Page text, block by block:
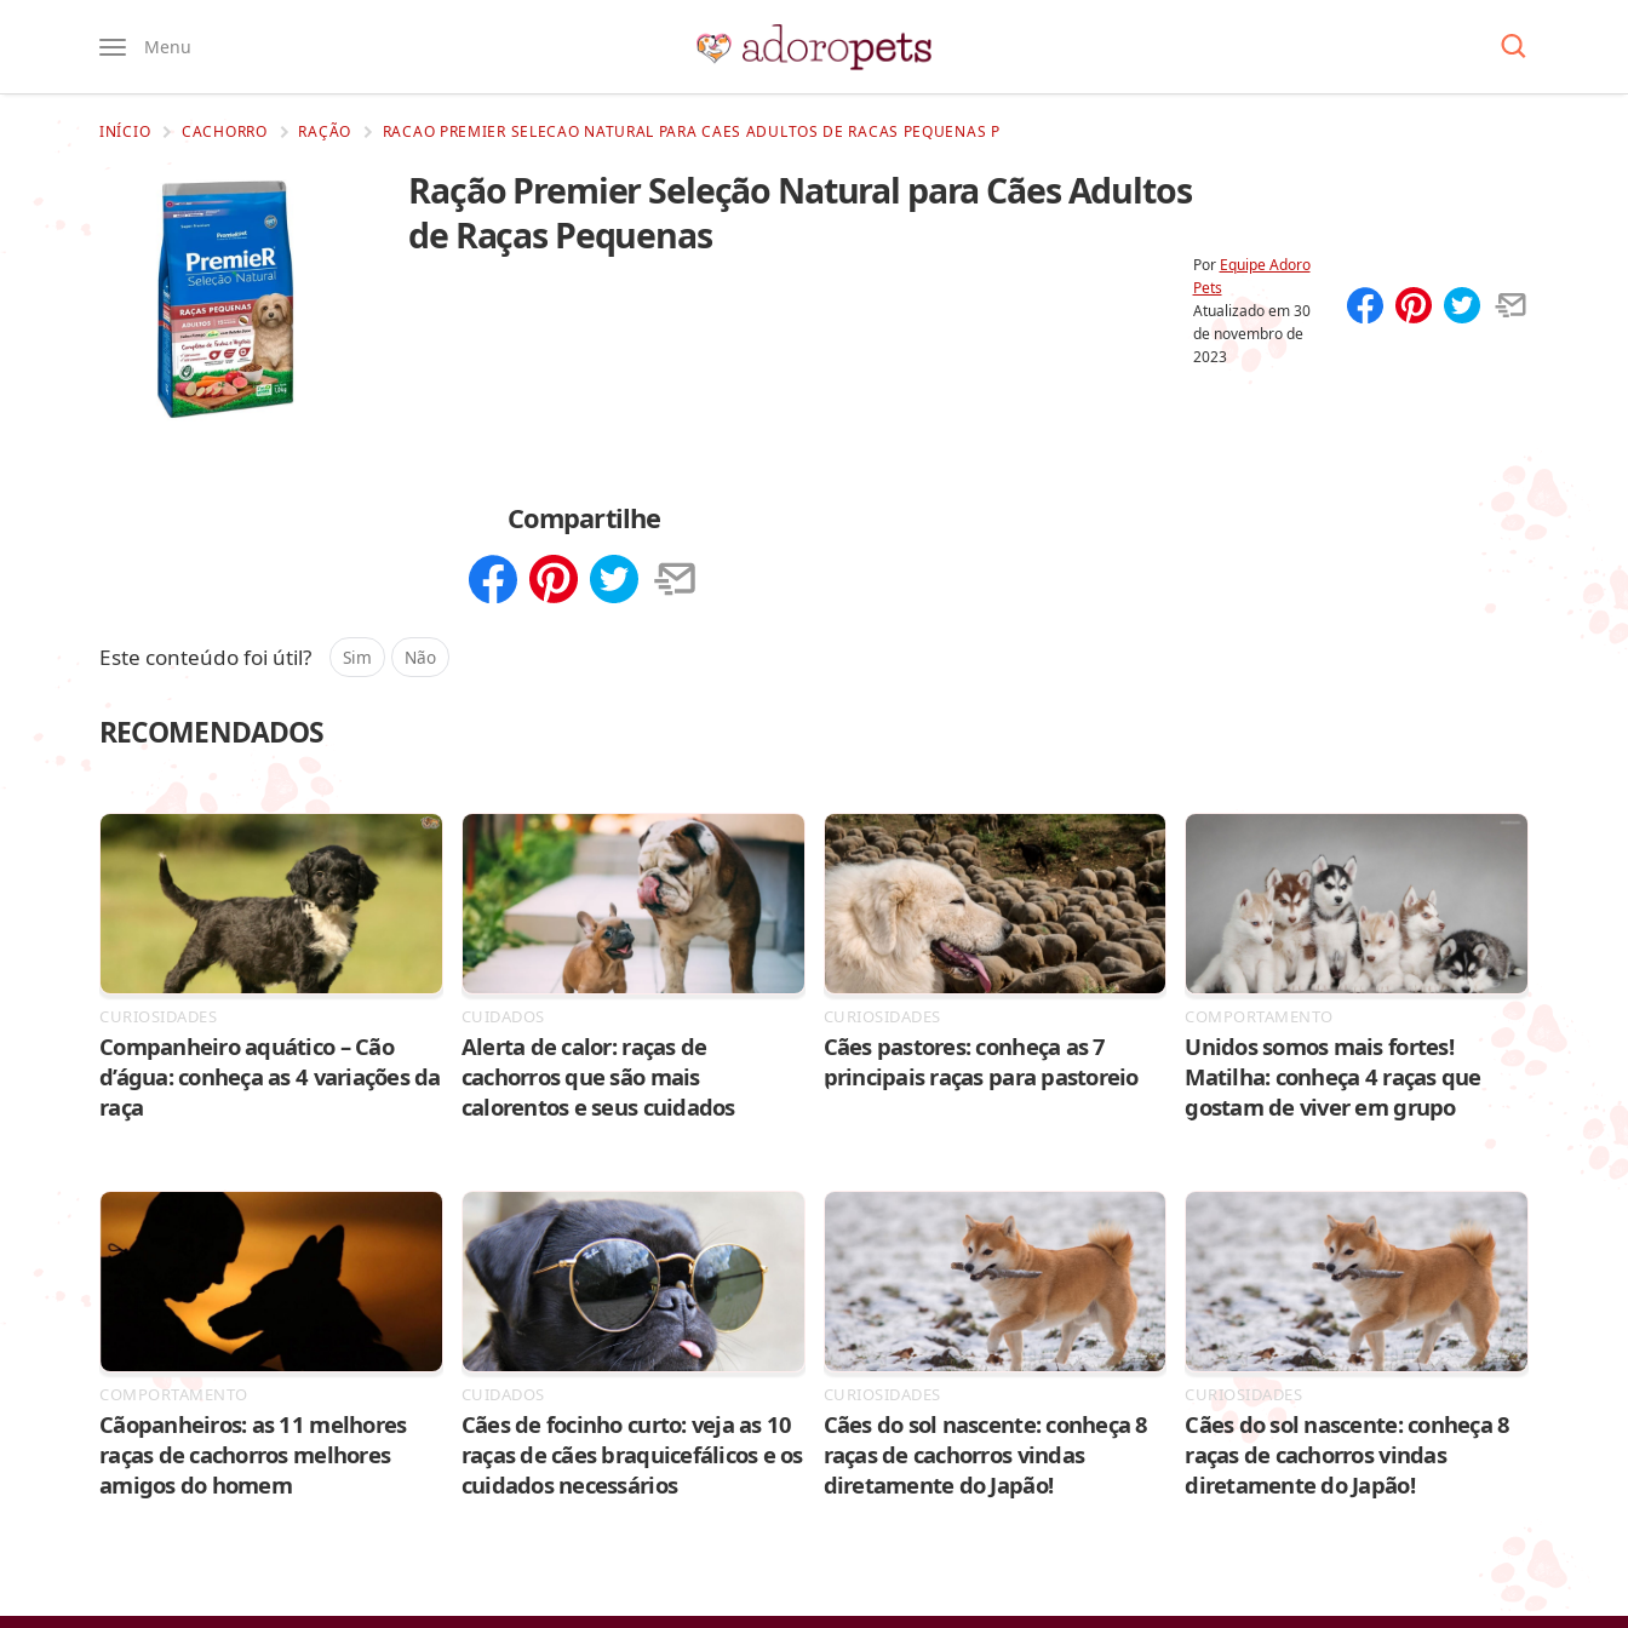
Menu
INÍCIO CACHORRO RAÇÃO RACAO PREMIER SELECAO NATURAL PARA CAES ADULTOS DE RACAS PEQUENAS P
Ração Premier Seleção Natural para Cães Adultos
de Raças Pequenas
Por Equipe Adoro
Pets
Atualizado em30
de novembro de
2023
Compartilhe
Este conteúdo foi útil? Sim Não
RECOMENDADOS
CURIOSIDADES
Companheiro aquático – Cão
d’água: conheça as 4 variações da
raça
CUIDADOS
Alerta de calor: raças de
cachorros que são mais
calorentos e seus cuidados
CURIOSIDADES
Cães pastores: conheça as 7
principais raças para pastoreio
COMPORTAMENTO
Unidos somos mais fortes!
Matilha: conheça 4 raças que
gostam de viver em grupo
COMPORTAMENTO
Cãopanheiros: as 11 melhores
raças de cachorros melhores
amigos do homem
CUIDADOS
Cães de focinho curto: veja as 10
raças de cães braquicefálicos e os
cuidados necessários
CURIOSIDADES
Cães do sol nascente: conheça 8
raças de cachorros vindas
diretamente do Japão!
CURIOSIDADES
Cães do sol nascente: conheça 8
raças de cachorros vindas
diretamente do Japão!